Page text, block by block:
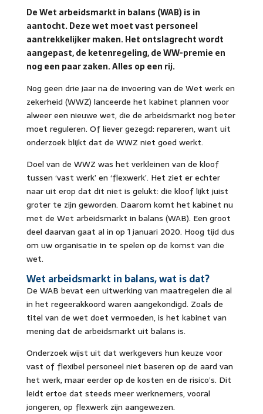
De Wet arbeidsmarkt in balans (WAB) is in
aantocht. Deze wet moet vast personeel
aantrekkelijker maken. Het ontslagrecht wordt
aangepast, de ketenregeling, de WW-premie en
nog een paar zaken. Alles op een rij.
Nog geen drie jaar na de invoering van de Wet werk en
zekerheid (WWZ) lanceerde het kabinet plannen voor
alweer een nieuwe wet, die de arbeidsmarkt nog beter
moet reguleren. Of liever gezegd: repareren, want uit
onderzoek blijkt dat de WWZ niet goed werkt.
Doel van de WWZ was het verkleinen van de kloof
tussen ‘vast werk’ en ‘flexwerk’. Het ziet er echter
naar uit erop dat dit niet is gelukt: die kloof lijkt juist
groter te zijn geworden. Daarom komt het kabinet nu
met de Wet arbeidsmarkt in balans (WAB). Een groot
deel daarvan gaat al in op 1 januari 2020. Hoog tijd dus
om uw organisatie in te spelen op de komst van die
wet.
Wet arbeidsmarkt in balans, wat is dat?
De WAB bevat een uitwerking van maatregelen die al
in het regeerakkoord waren aangekondigd. Zoals de
titel van de wet doet vermoeden, is het kabinet van
mening dat de arbeidsmarkt uit balans is.
Onderzoek wijst uit dat werkgevers hun keuze voor
vast of flexibel personeel niet baseren op de aard van
het werk, maar eerder op de kosten en de risico’s. Dit
leidt ertoe dat steeds meer werknemers, vooral
jongeren, op flexwerk zijn aangewezen.